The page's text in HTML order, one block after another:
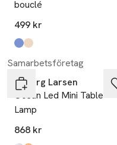
bouclé
499 kr
Produkten finns i färgerna:
Lt Blue
Beige
Samarbetsföretag
Dyberg Larsen
Ocean Led Mini Table
Lamp
868 kr